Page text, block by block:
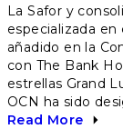
La Safor y
especializada
añadido en la
con The Bank
estrellas Grand
OCN ha sido
Read More